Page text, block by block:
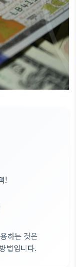
!
하는 것은
법입니다.